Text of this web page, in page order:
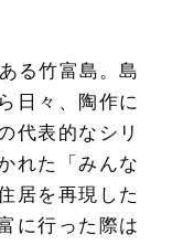
る竹富島。島
日々、陶作に
代表的なシリ
れた「みんな
居を再現した
に行った際は